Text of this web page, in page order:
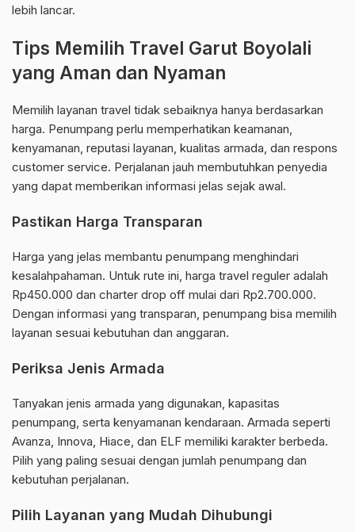
lebih lancar.
Tips Memilih Travel Garut Boyolali
yang Aman dan Nyaman
Memilih layanan travel tidak sebaiknya hanya berdasarkan
harga. Penumpang perlu memperhatikan keamanan,
kenyamanan, reputasi layanan, kualitas armada, dan respons
customer service. Perjalanan jauh membutuhkan penyedia
yang dapat memberikan informasi jelas sejak awal.
Pastikan Harga Transparan
Harga yang jelas membantu penumpang menghindari
kesalahpahaman. Untuk rute ini, harga travel reguler adalah
Rp450.000 dan charter drop off mulai dari Rp2.700.000.
Dengan informasi yang transparan, penumpang bisa memilih
layanan sesuai kebutuhan dan anggaran.
Periksa Jenis Armada
Tanyakan jenis armada yang digunakan, kapasitas
penumpang, serta kenyamanan kendaraan. Armada seperti
Avanza, Innova, Hiace, dan ELF memiliki karakter berbeda.
Pilih yang paling sesuai dengan jumlah penumpang dan
kebutuhan perjalanan.
Pilih Layanan yang Mudah Dihubungi